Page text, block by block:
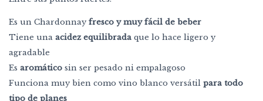
Es un Chardonnay fresco y muy fácil de beber
Tiene una acidez equilibrada que lo hace ligero y
agradable
Es aromático sin ser pesado ni empalagoso
Funciona muy bien como vino blanco versátil para todo
tipo de planes